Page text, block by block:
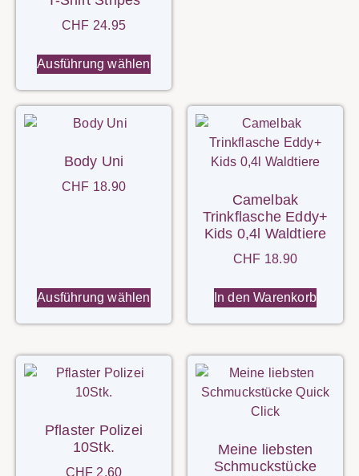
CHF 24.95
Ausführung wählen
Body Uni
CHF 18.90
Ausführung wählen
Camelbak
Trinkflasche Eddy+
Kids 0,4l Waldtiere
CHF 18.90
In den Warenkorb
Pflaster Polizei
10Stk.
CHF 2.60
Meine liebsten
Schmuckstücke